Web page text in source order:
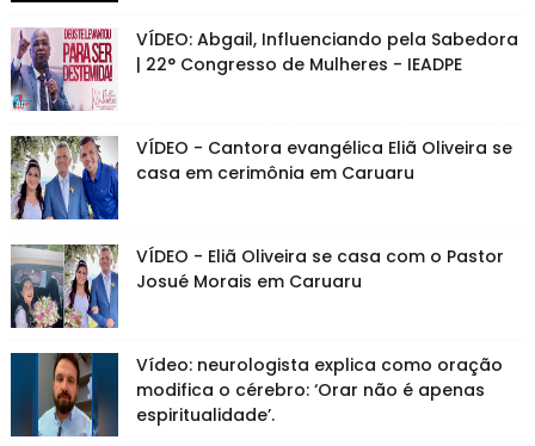
VÍDEO: Abgail, Influenciando pela Sabedora
| 22° Congresso de Mulheres - IEADPE
VÍDEO - Cantora evangélica Eliã Oliveira se
casa em cerimônia em Caruaru
VÍDEO - Eliã Oliveira se casa com o Pastor
Josué Morais em Caruaru
Vídeo: neurologista explica como oração
modifica o cérebro: ‘Orar não é apenas
espiritualidade’.